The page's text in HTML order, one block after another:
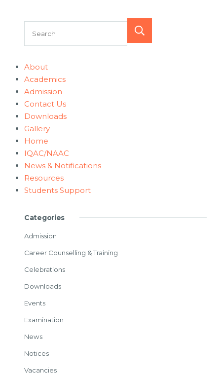
About
Academics
Admission
Contact Us
Downloads
Gallery
Home
IQAC/NAAC
News & Notifications
Resources
Students Support
Categories
Admission
Career Counselling & Training
Celebrations
Downloads
Events
Examination
News
Notices
Vacancies